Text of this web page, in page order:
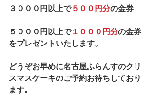
３０００円以上で５００円分の金券
５０００円以上で１０００円分の金券
をプレゼントいたします。
どうぞお早めに名古屋ふらんすのクリ
スマスケーキのご予約お待ちしており
ます。